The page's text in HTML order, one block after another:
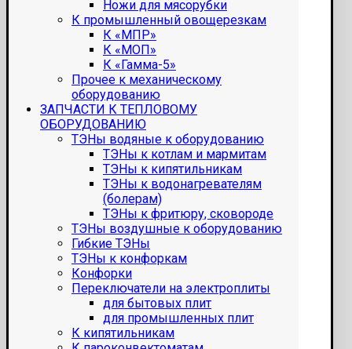
Ножи для мясорубки
К промышленный овощерезкам
К «МПР»
К «МОП»
К «Гамма-5»
Прочее к механическому
оборудованию
ЗАПЧАСТИ К ТЕПЛОВОМУ
ОБОРУДОВАНИЮ
ТЭНы водяные к оборудованию
ТЭНы к котлам и мармитам
ТЭНы к кипятильникам
ТЭНы к водонагревателям
(болерам)
ТЭНы к фритюру, сковороде
ТЭНы воздушные к оборудованию
Гибкие ТЭНы
ТЭНы к конфоркам
Конфорки
Переключатели на электроплиты
для бытовых плит
для промышленных плит
К кипятильникам